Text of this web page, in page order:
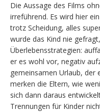
Die Aussage des Films
irreführend. Es wird hier
trotz Scheidung, alles
wurde das Kind nie
Überlebensstrategien:
er es wohl vor, negativ
gemeinsamen Urlaub, der
merken die Eltern, wie
sich dann daraus
Trennungen für Kinder